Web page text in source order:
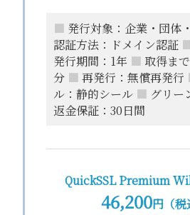
■ 発行対象：企業・団体
認証方法：ドメイン認証
発行期間：1年 ■ 取得ま
分 ■ 再発行：無償再発行
ル：静的シール ■ グリー
返金保証：30日間
QuickSSL Premium
46,200円（税